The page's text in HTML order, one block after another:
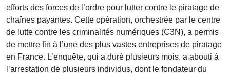
efforts des forces de l’ordre pour lutter contre le piratage de
chaînes payantes. Cette opération, orchestrée par le centre
de lutte contre les criminalités numériques (C3N), a permis
de mettre fin à l’une des plus vastes entreprises de piratage
en France. L’enquête, qui a duré plusieurs mois, a abouti à
l’arrestation de plusieurs individus, dont le fondateur du